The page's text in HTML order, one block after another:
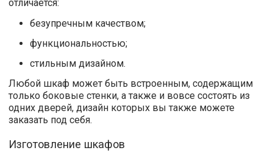
отличается:
безупречным качеством;
функциональностью;
стильным дизайном.
Любой шкаф может быть встроенным, содержащим
только боковые стенки, а также и вовсе состоять из
одних дверей, дизайн которых вы также можете
заказать под себя.
Изготовление шкафов